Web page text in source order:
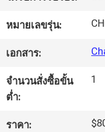
ทัวร์
หมายเลขรุ่น:
เอกสาร:
จำนวนสั่งซื้อขั้น
ต่ำ:
1
ราคา: